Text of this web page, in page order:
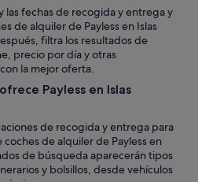
las fechas de recogida y entrega y
de alquiler de Payless en Islas
filtra los resultados de
precio por día y otras
la mejor oferta.
Payless en Islas
de recogida y entrega para
de alquiler de Payless en
de búsqueda aparecerán tipos
y bolsillos, desde vehículos